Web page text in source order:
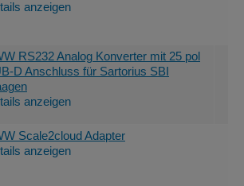
anzeigen
RS232 Analog Konverter mit 25 pol
D Anschluss für Sartorius SBI
anzeigen
Scale2cloud Adapter
anzeigen